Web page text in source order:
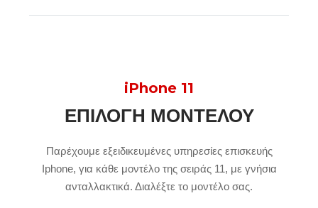
iPhone 11
ΕΠΙΛΟΓΉ ΜΟΝΤΈΛΟΥ
Παρέχουμε εξειδικευμένες υπηρεσίες επισκευής
Iphone, για κάθε μοντέλο της σειράς 11, με γνήσια
ανταλλακτικά. Διαλέξτε το μοντέλο σας.